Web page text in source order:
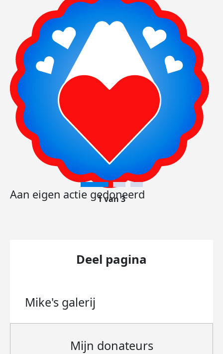
Aan eigen actie gedoneerd
1 van 3
Deel pagina
Mike's galerij
Mijn donateurs